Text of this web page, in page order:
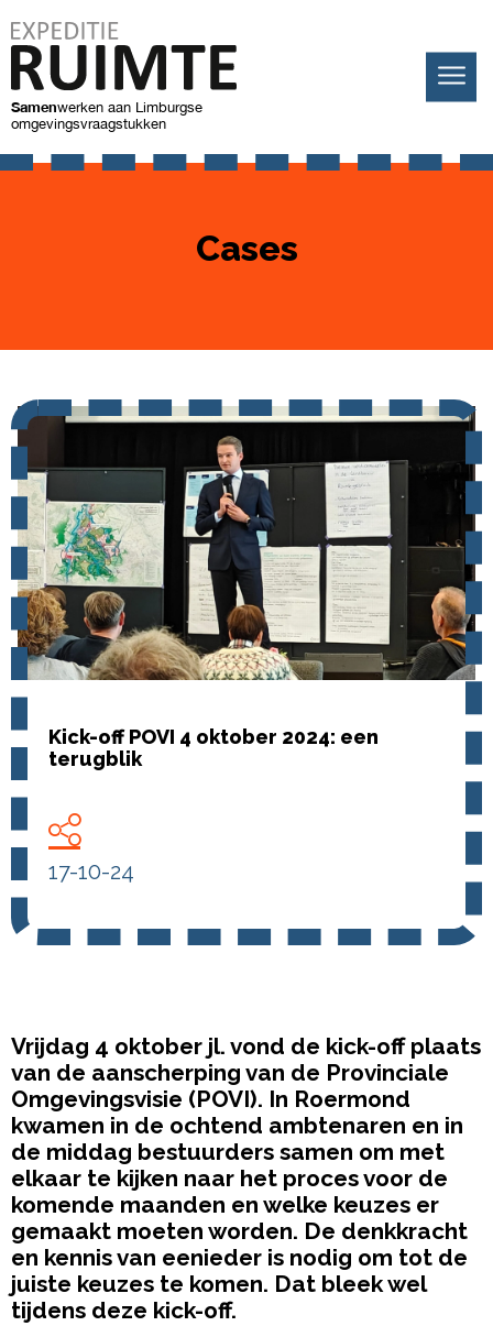
Samenwerken aan Limburgse
omgevingsvraagstukken
Cases
Kick-off POVI 4 oktober 2024: een
terugblik
17-10-24
Vrijdag 4 oktober jl. vond de kick-off plaats
van de aanscherping van de Provinciale
Omgevingsvisie (POVI). In Roermond
kwamen in de ochtend ambtenaren en in
de middag bestuurders samen om met
elkaar te kijken naar het proces voor de
komende maanden en welke keuzes er
gemaakt moeten worden. De denkkracht
en kennis van eenieder is nodig om tot de
juiste keuzes te komen. Dat bleek wel
tijdens deze kick-off.